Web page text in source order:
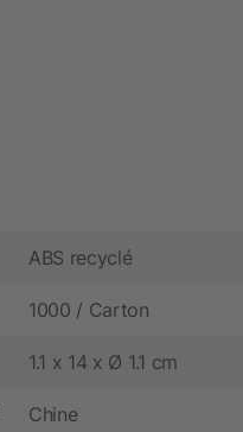
ABS recyclé
1000 / Carton
1.1 x 14 x Ø 1.1 cm
Chine